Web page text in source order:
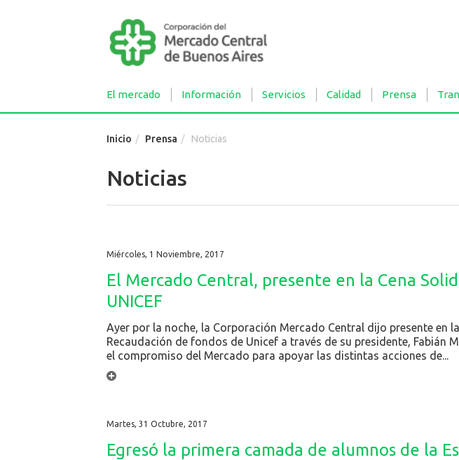
El mercado Información Servicios Calidad Prensa
Inicio Prensa Noticias
Noticias
Miércoles, 1 Noviembre, 2017
El Mercado Central, presente en la Cena
UNICEF
Ayer por la noche, la Corporación Mercado Central dijo presente en
Recaudación de fondos de Unicef a través de su presidente, Fabián
el compromiso del Mercado para apoyar las distintas acciones de...
Martes, 31 Octubre, 2017
Egresó la primera camada de alumnos de la